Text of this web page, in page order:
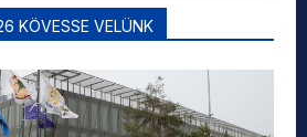
KÖVESSE VELÜNK